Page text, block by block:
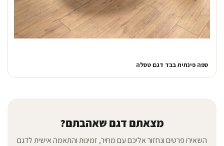
ספה פינתית בבד דגם טסלה
מצאתם דגם שאהבתם?
השאירו פרטים ונחזור אליכם עם מחיר, זמינות והתאמה אישית לדגם